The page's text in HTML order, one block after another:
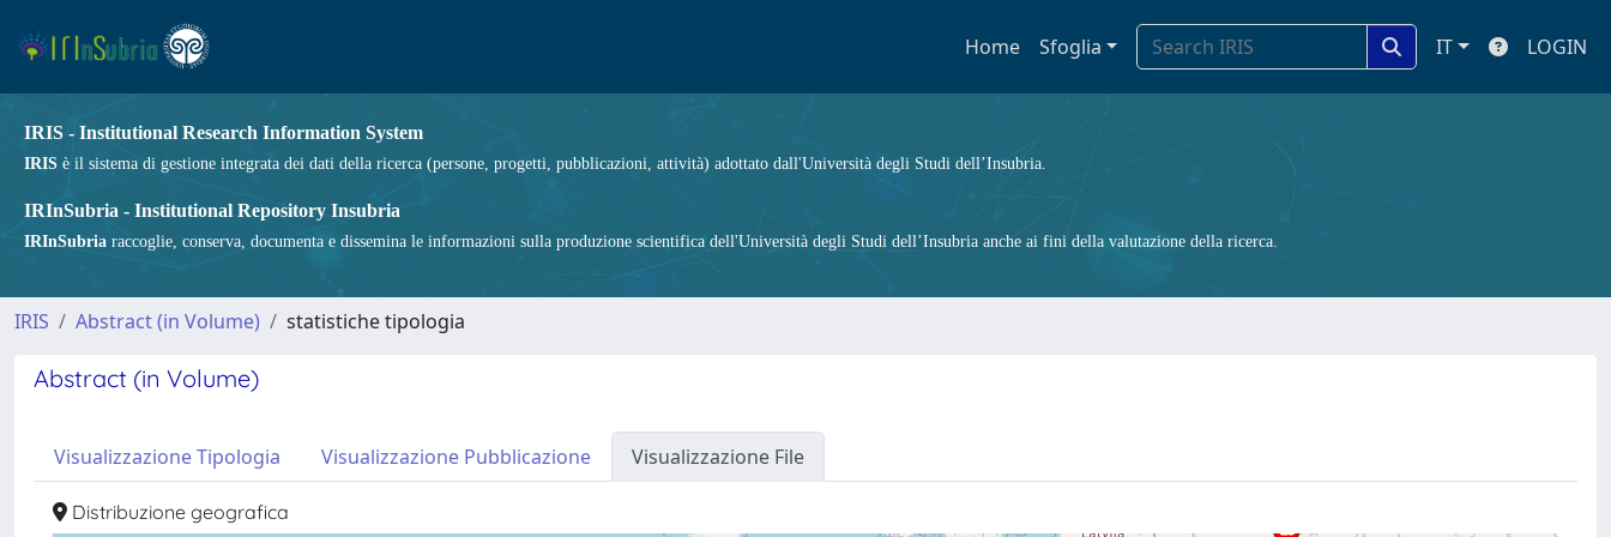
Home Sfoglia IT LOGIN
IRIS - Institutional Research Information System
IRIS è il sistema di gestione integrata dei dati della ricerca (persone, progetti, pubblicazioni, attività) adottato dall'Università degli Studi dell’Insubria.
IRInSubria - Institutional Repository Insubria
IRInSubria raccoglie, conserva, documenta e dissemina le informazioni sulla produzione scientifica dell'Università degli Studi dell’Insubria anche ai fini della valutazione della ricerca.
IRIS Abstract (in Volume) statistiche tipologia
Abstract (in Volume)
Visualizzazione Tipologia Visualizzazione Pubblicazione Visualizzazione File
Distribuzione geografica